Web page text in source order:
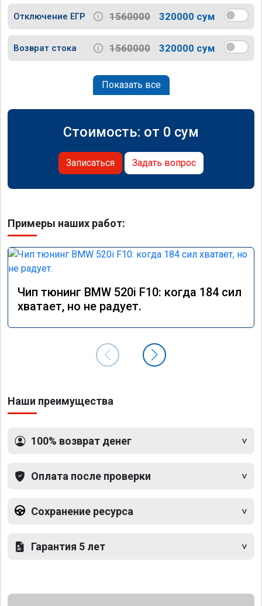
Отключение ЕГР 1560000 320000 сум
Возврат стока 1560000 320000 сум
Показать все
Стоимость: от 0 сум
Записаться Задать вопрос
Примеры наших работ:
Чип тюнинг BMW 520i F10: когда 184 сил
хватает, но не радует.
Наши преимущества
100% возврат денег
Оплата после проверки
Сохранение ресурса
Гарантия 5 лет